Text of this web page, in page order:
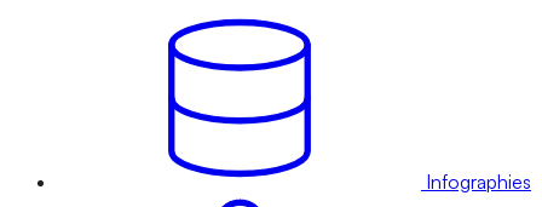
Infographies